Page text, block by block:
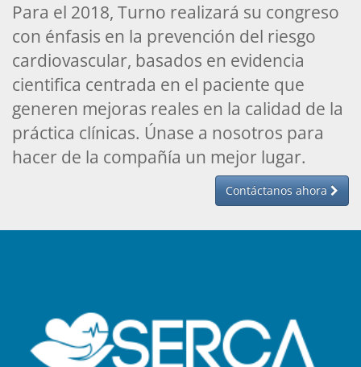
Para el 2018, Turno realizará su congreso
con énfasis en la prevención del riesgo
cardiovascular, basados en evidencia
cientifica centrada en el paciente que
generen mejoras reales en la calidad de la
práctica clínicas. Únase a nosotros para
hacer de la compañía un mejor lugar.
Contáctanos ahora